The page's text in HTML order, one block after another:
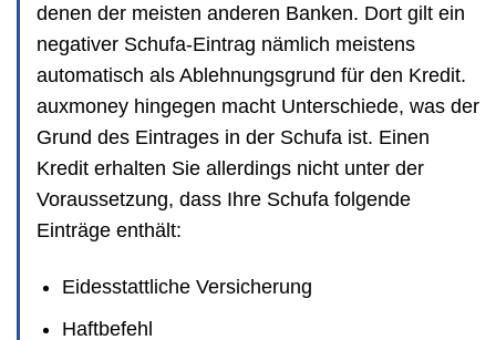
denen der meisten anderen Banken. Dort gilt ein
negativer Schufa-Eintrag nämlich meistens
automatisch als Ablehnungsgrund für den Kredit.
auxmoney hingegen macht Unterschiede, was der
Grund des Eintrages in der Schufa ist. Einen
Kredit erhalten Sie allerdings nicht unter der
Voraussetzung, dass Ihre Schufa folgende
Einträge enthält:
Eidesstattliche Versicherung
Haftbefehl